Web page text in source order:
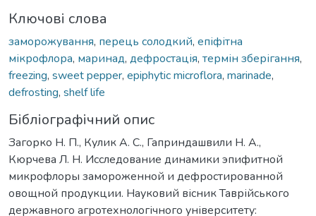
Ключові слова
заморожування, перець солодкий, епіфітна
мікрофлора, маринад, дефростація, термін зберігання,
freezing, sweet pepper, epiphytic microflora, marinade,
defrosting, shelf life
Бібліографічний опис
Загорко Н. П., Кулик А. С., Гаприндашвили Н. А.,
Кюрчева Л. Н. Исследование динамики эпифитной
микрофлоры замороженной и дефростированной
овощной продукции. Науковий вісник Таврійського
державного агротехнологічного університету: